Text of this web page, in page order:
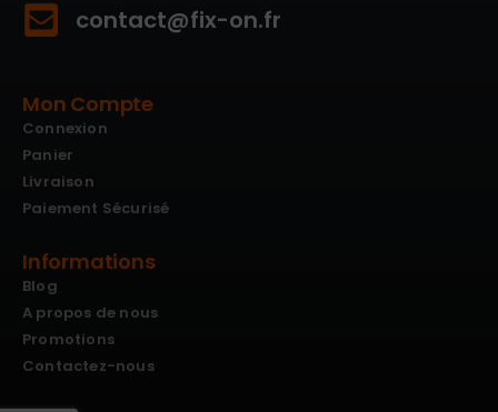
contact@fix-on.fr
Mon Compte
Connexion
Panier
Livraison
Paiement Sécurisé
Informations
Blog
A propos de nous
Promotions
Contactez-nous